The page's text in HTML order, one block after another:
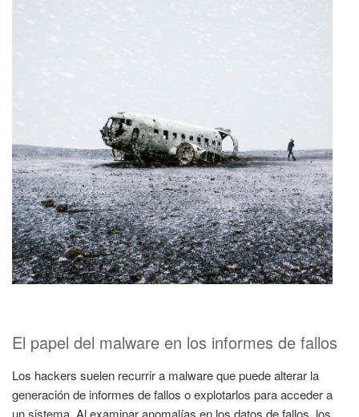
El papel del malware en los informes de fallos
Los hackers suelen recurrir a malware que puede alterar la
generación de informes de fallos o explotarlos para acceder a
un sistema. Al examinar anomalías en los datos de fallos, los